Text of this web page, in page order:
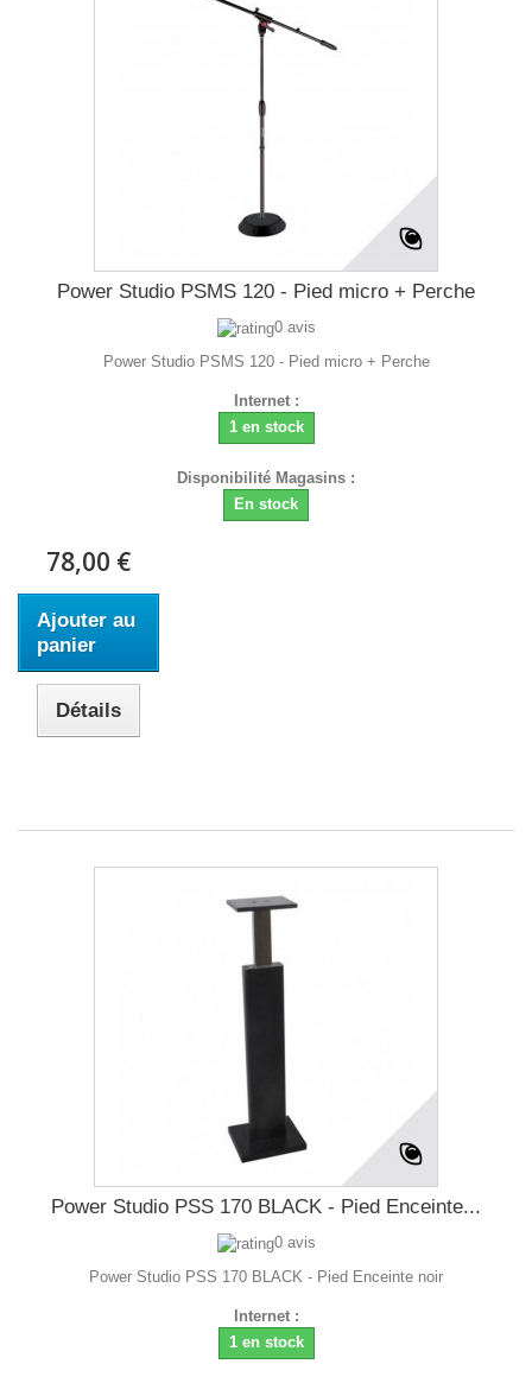
Power Studio PSMS 120 - Pied micro + Perche
0 avis
Power Studio PSMS 120 - Pied micro + Perche
Internet :
1 en stock
Disponibilité Magasins :
En stock
78,00 €
Ajouter au
panier
Détails
Power Studio PSS 170 BLACK - Pied Enceinte...
0 avis
Power Studio PSS 170 BLACK - Pied Enceinte noir
Internet :
1 en stock